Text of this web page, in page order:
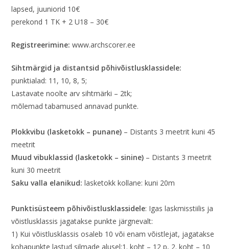
lapsed, juuniorid 10€
perekond 1 TK + 2 U18 – 30€
Registreerimine: www.archscorer.ee
Sihtmärgid ja distantsid põhivõistlusklassidele:
punktialad: 11, 10, 8, 5;
Lastavate noolte arv sihtmärki – 2tk;
mõlemad tabamused annavad punkte.
Plokkvibu (lasketokk – punane) – Distants 3 meetrit kuni 45
meetrit
Muud vibuklassid (lasketokk – sinine) – Distants 3 meetrit
kuni 30 meetrit
Saku valla elanikud: lasketokk kollane: kuni 20m
Punktisüsteem põhivõistlusklassidele: Igas laskmisstiilis ja
võistlusklassis jagatakse punkte järgnevalt:
1) Kui võistlusklassis osaleb 10 või enam võistlejat, jagatakse
kohapunkte lastud silmade alusel:1. koht – 12 p, 2. koht – 10